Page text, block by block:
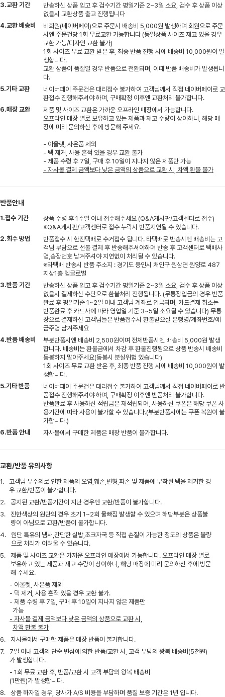
3.교환 기간
반송하신 상품 입고 후 검수기간 평일기준 2~3일 소요, 검수 후 상품 이상
없을시 교환상품 출고 진행됩니다
4.교환 배송비
비회원(네이버페이)으로 주문시 배송비 5,000원 발생하며 회원으로 주문
시엔 주문건당 1회 무료교환 가능합니다 (동일상품 사이즈 재고 있을 경우
교환 가능/디자인 교환 불가)
1회 사이즈 무료 교환 받은 후, 최종 반품 진행 시에 배송비 10,000원이 발
생합니다.
교환 상품이 품절일 경우 반품으로 전환되며, 이때 반품 배송비가 발생됩니
다.
5.기타 교환
네이버페이 주문건은 대리접수 불가하여 고객님께서 직접 네이버페이로 교
환접수 진행해주셔야 하며, 구매확정 이후엔 교환처리 불가합니다.
6.매장 교환
제품 및 사이즈 교환은 가까운 오프라인 매장에서 가능합니다.
오프라인 매장 별로 보유하고 있는 제품과 재고 수량이 상이하니, 해당 매
장에 미리 문의하신 후에 방문해 주세요.
- 아울렛, 사은품 제외
- 택 제거, 사용 흔적 있을 경우 교환 불가
- 제품 수령 후 7일, 구매 후 10일이 지나지 않은 제품만 가능
- 자사몰 결제 금액보다 낮은 금액의 상품으로 교환 시, 차액 환불 불가
반품안내
1.접수 기간
상품 수령 후 1주일 이내 접수해주세요 (Q&A게시판/고객센터로 접수)
※Q&A게시판/고객센터로 접수 누락시 반품지연될 수 있습니다.
2.회수 방법
반품접수 시 한진택배로 수거접수 됩니다. 타택배로 반송시엔 배송비는 고
객님 부담으로 선불 결제 후 반송해주셔야하며 반송 후 고객센터로 택배사
명,송장번호 남겨주셔야 지연없이 처리될 수 있습니다.
※타택배 반송시 반품 주소지 : 경기도 용인시 처인구 원삼면 원양로 487
지상1층 엠글로벌
3.반품 기간
반송하신 상품 입고 후 검수기간 평일기준 2~3일 소요, 검수 후 상품 이상
없을시 결제하신 수단으로 환불처리 진행됩니다. (무통장입금의 경우 반품
완료 후 평일기준 1~2일 이내 고객님 계좌로 입금되며, 카드결제 취소는
반품완료 후 카드사에 따라 영업일 기준 3~5일 소요될 수 있습니다) 무통
장으로 결제하신 고객님들은 반품접수시 환불받으실 은행명/계좌번호/예
금주명 남겨주세요
4.반품 배송비
부분반품시엔 배송비 2,500원이며 전체반품시엔 배송비 5,000원 발생
합니다. 배송비는 환불금에서 차감 후 환불진행됨으로 상품 반송시 배송비
동봉하지 말아주세요(동봉시 분실위험 있습니다)
1회 사이즈 무료 교환 받은 후, 최종 반품 진행 시에 배송비 10,000원이 발
생합니다.
5.기타 반품
네이버페이 주문건은 대리접수 불가하여 고객님께서 직접 네이버페이로 반
품접수 진행해주셔야 하며, 구매확정 이후엔 반품처리 불가합니다.
반품완료 후 사용하신 적립금은 재적립되며, 사용하신 쿠폰은 해당 쿠폰 사
용기간에 따라 사용이 불가할 수 있습니다.(부분반품시에는 쿠폰 복원이 불
가합니다.)
6.반품 안내
자사몰에서 구매한 제품은 매장 반품이 불가합니다.
교환/반품 유의사항
1.
고객님 부주의로 인한 제품의 오염,훼손,변형,파손 및 제품에 부착된 택을 제거한 경
우 교환/반품이 불가합니다.
2.
공지된 교환/반품기간이 지난 경우엔 교환/반품이 불가합니다.
3.
진한색상의 원단의 경우 초기 1~2회 물빠짐 발생할 수 있으며 해당부분은 상품불
량이 아님으로 교환/반품이 불가합니다.
4.
원단 특유의 냄새,간단한 실밥,초크자국 등 직접 손질이 가능한 정도의 상품은 불량
으로 처리가 어려울 수 있습니다.
5.
제품 및 사이즈 교환은 가까운 오프라인 매장에서 가능합니다. 오프라인 매장 별로
보유하고 있는 제품과 재고 수량이 상이하니, 해당 매장에 미리 문의하신 후에 방문
해 주세요.
- 아울렛, 사은품 제외
- 택 제거, 사용 흔적 있을 경우 교환 불가.
- 제품 수령 후 7일, 구매 후 10일이 지나지 않은 제품만
가능
- 자사몰 결제 금액보다 낮은 금액의 상품으로 교환 시,
차액 환불 불가
6.
자사몰에서 구매한 제품은 매장 반품이 불가합니다.
7.
7일 이내 고객의 단순 변심에 의한 반품/교환 시, 고객 부담의 왕복 배송비(5천원)
가 발생합니다.
- 1회 무료 교환 후, 반품/교환 시 고객 부담의 왕복 배송비
(1만원)가 발생합니다.
8.
상품 하자일 경우, 당사가 A/S 비용을 부담하며 품질 보증 기간은 1년 입니다.